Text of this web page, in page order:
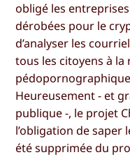
obligé les
dérobées pour le
d’analyser les
tous les citoyens à
Heureusement - et
publique -, le projet
l’obligation de saper
été supprimée du